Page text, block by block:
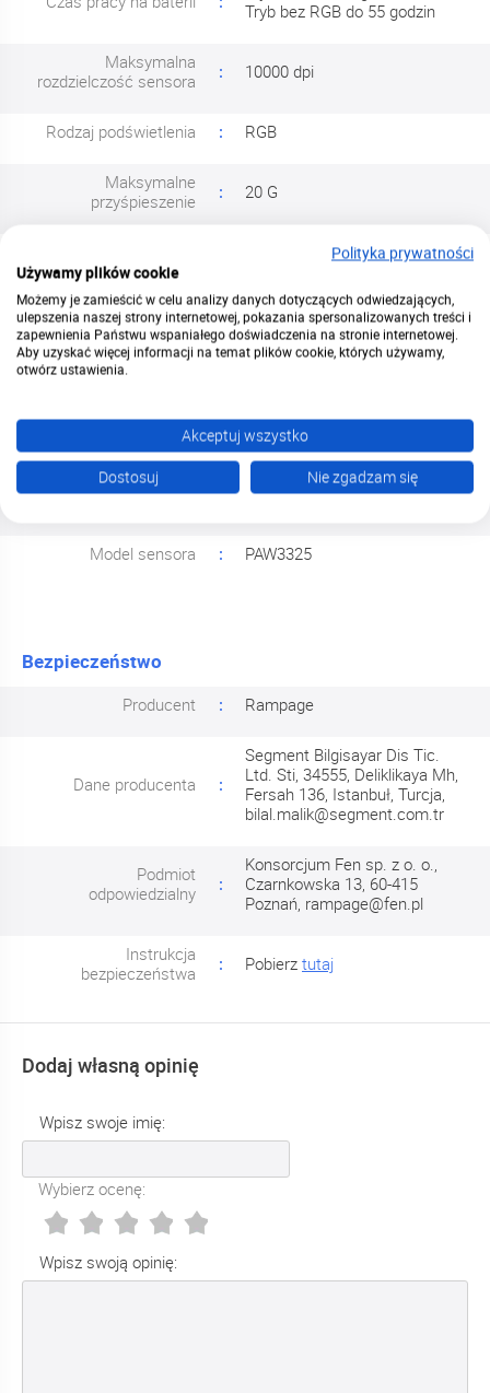
Tryb bez RGB do 55 godzin
Maksymalna
rozdzielczość sensora
10000 dpi
Rodzaj podświetlenia RGB
Maksymalne
przyśpieszenie
20 G
Złącze 1 Port USB-C
Wysokość 13 cm
Waga 0.114 kg
Model sensora PAW3325
Bezpieczeństwo
Producent Rampage
Dane producenta
Segment Bilgisayar Dis Tic.
Ltd. Sti, 34555, Deliklikaya Mh,
Fersah 136, Istanbuł, Turcja,
bilal.malik@segment.com.tr
Podmiot
odpowiedzialny
Konsorcjum Fen sp. z o. o.,
Czarnkowska 13, 60-415
Poznań, rampage@fen.pl
Instrukcja
bezpieczeństwa
Pobierz tutaj
Dodaj własną opinię
Wpisz swoje imię:
Wybierz ocenę:
Wpisz swoją opinię:
Polityka prywatności
Używamy plików cookie
Możemy je zamieścić w celu analizy danych dotyczących odwiedzających,
ulepszenia naszej strony internetowej, pokazania spersonalizowanych treści i
zapewnienia Państwu wspaniałego doświadczenia na stronie internetowej.
Aby uzyskać więcej informacji na temat plików cookie, których używamy,
otwórz ustawienia.
Akceptuj wszystko
Dostosuj
Nie zgadzam się